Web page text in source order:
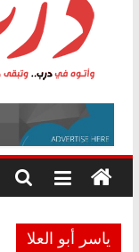
درب
وأتوه
درب..
وتبقى
هي
ياسر أبو العلا